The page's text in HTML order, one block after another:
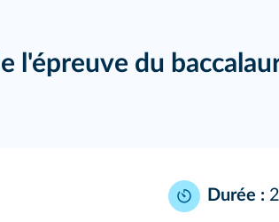
l'épreuve du
Durée :